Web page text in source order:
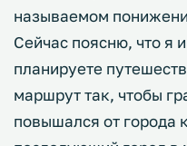
называемом
Сейчас поясню, что я
планируете
маршрут так, чтобы
повышался от города